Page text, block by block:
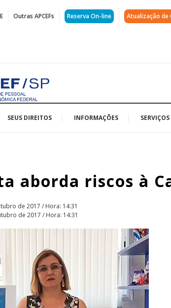
Outras APCEFs Reserva On-line Atualização de
SEUS DIREITOS INFORMAÇÕES SERVIÇOS
aborda riscos à
de 2017 / Hora: 14:31
de 2017 / Hora: 14:31